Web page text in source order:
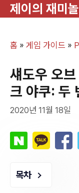
제이의 재미
홈 » 게임 가이드 »
섀도우 오
크 야쿠: 두
2020년 11월 18일
목차